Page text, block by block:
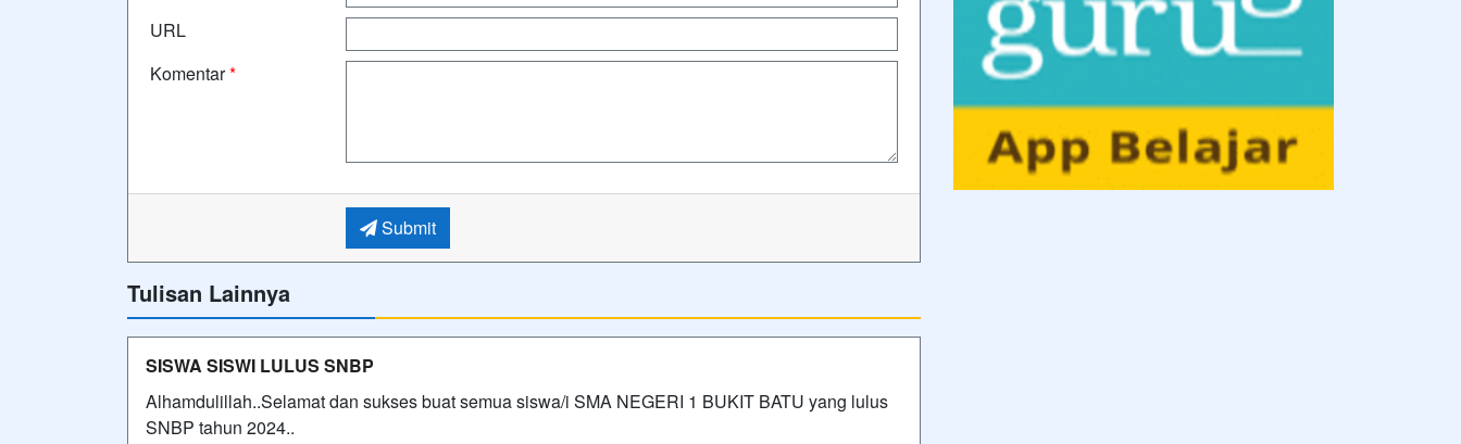
URL
Komentar*
Submit
Tulisan Lainnya
SISWA SISWI LULUS SNBP
Alhamdulillah..Selamat dan sukses buat semua siswa/i SMA NEGERI 1 BUKIT BATU yang lulus
SNBP tahun 2024..